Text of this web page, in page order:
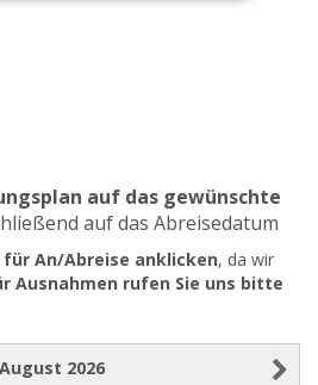
auf das gewünschte
auf das Abreisedatum
für An/Abreise anklicken, da wir
Ausnahmen rufen Sie uns bitte
August 2026